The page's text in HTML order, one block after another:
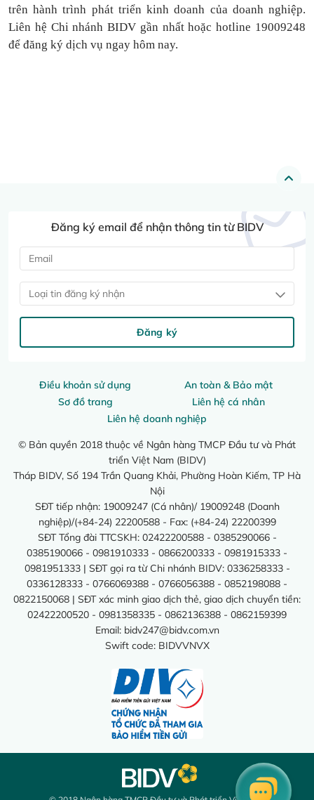
trên hành trình phát triển kinh doanh của doanh nghiệp.
Liên hệ Chi nhánh BIDV gần nhất hoặc hotline 19009248
để đăng ký dịch vụ ngay hôm nay.
Điều khoản sử dụng
An toàn & Bảo mật
Sơ đồ trang
Liên hệ cá nhân
Liên hệ doanh nghiệp
© Bản quyền 2018 thuộc về Ngân hàng TMCP Đầu tư và Phát
triển Việt Nam (BIDV)
Tháp BIDV, Số 194 Trần Quang Khải, Phường Hoàn Kiếm, TP Hà
Nội
SĐT tiếp nhận: 19009247 (Cá nhân)/ 19009248 (Doanh
nghiệp)/(+84-24) 22200588 - Fax: (+84-24) 22200399
SĐT Tổng đài TTCSKH: 02422200588 - 0385290066 -
0385190066 - 0981910333 - 0866200333 - 0981915333 -
0981951333 | SĐT gọi ra từ Chi nhánh BIDV: 0336258333 -
0336128333 - 0766069388 - 0766056388 - 0852198088 -
0822150068 | SĐT xác minh giao dịch thẻ, giao dịch chuyển tiền:
02422200520 - 0981358335 - 0862136388 - 0862159399
Email: bidv247@bidv.com.vn
Swift code: BIDVVNVX
Đăng ký email để nhận thông tin từ BIDV
Loại tin đăng ký nhận
Đăng ký